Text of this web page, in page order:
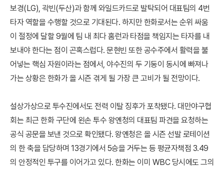
보경(LG), 곽빈(두산)과 함께 와일드카드로 발탁되어 대표팀의 4번
타자 역할을 수행할 것으로 기대된다. 하지만 한화로서는 순위 싸움
이 절정에 달할 9월에 팀 내 최다 홈런과 타점을 책임지는 타자를 내
보내야 한다는 점이 곤혹스럽다. 문현빈 또한 공수주에서 활력을 불
어넣는 핵심 자원이라는 점에서, 야수진의 두 기둥이 동시에 빠져나
가는 상황은 한화가 올 시즌 겪게 될 가장 큰 고비가 될 전망이다.
설상가상으로 투수진에서도 전력 이탈 징후가 포착됐다. 대만야구협
회는 최근 한화 구단에 왼손 투수 왕옌청의 대표팀 파견을 요청하는
공식 공문을 보낸 것으로 확인됐다. 왕옌청은 올 시즌 선발 로테이션
의 한 축을 담당하며 13경기에서 5승을 거두는 등 평균자책점 3.49
의 안정적인 투구를 이어가고 있다. 한화는 이미 WBC 당시에도 그의